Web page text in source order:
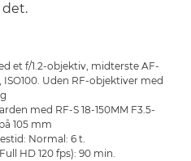
det.
et f/1.2-objektiv, midterste AF-
Uden RF-objektiver med
med RF-S 18-150MM F3.5-
105 mm
Normal: 6 t.
HD 120 fps): 90 min.